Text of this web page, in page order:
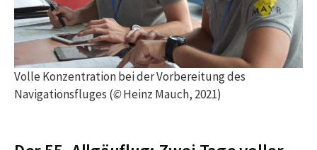
Volle Konzentration bei der Vorbereitung des
Navigationsfluges (©Heinz Mauch, 2021)